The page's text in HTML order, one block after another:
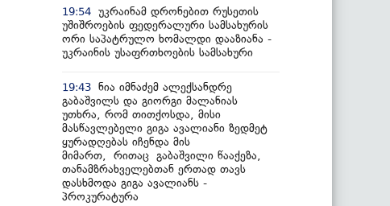
19:54 უკრაინამ დრონებით რუსეთის
უშიშროების ფედერალური სამსახურის
ორი საპატრულო ხომალდი დააზიანა -
უკრაინის უსაფრთხოების სამსახური
19:43 ნია იმნაძემ ალექსანდრე
გაბაშვილს და გიორგი მალანიას
უთხრა, რომ თითქოსდა, მისი
მასწავლებელი გიგა ავალიანი ზედმეტ
ყურადღებას იჩენდა მის
მიმართ, რითაც გაბაშვილი წააქეზა,
თანამზრახველებთან ერთად თავს
დასხმოდა გიგა ავალიანს -
პროკურატურა